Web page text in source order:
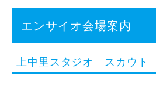
エンサイオ会場案内
上中里スタジオ スカウト